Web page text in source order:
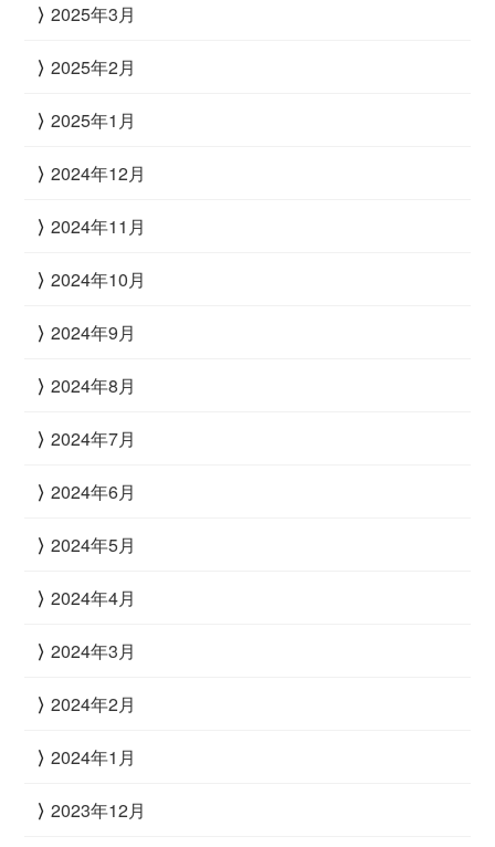
2025年3月
2025年2月
2025年1月
2024年12月
2024年11月
2024年10月
2024年9月
2024年8月
2024年7月
2024年6月
2024年5月
2024年4月
2024年3月
2024年2月
2024年1月
2023年12月